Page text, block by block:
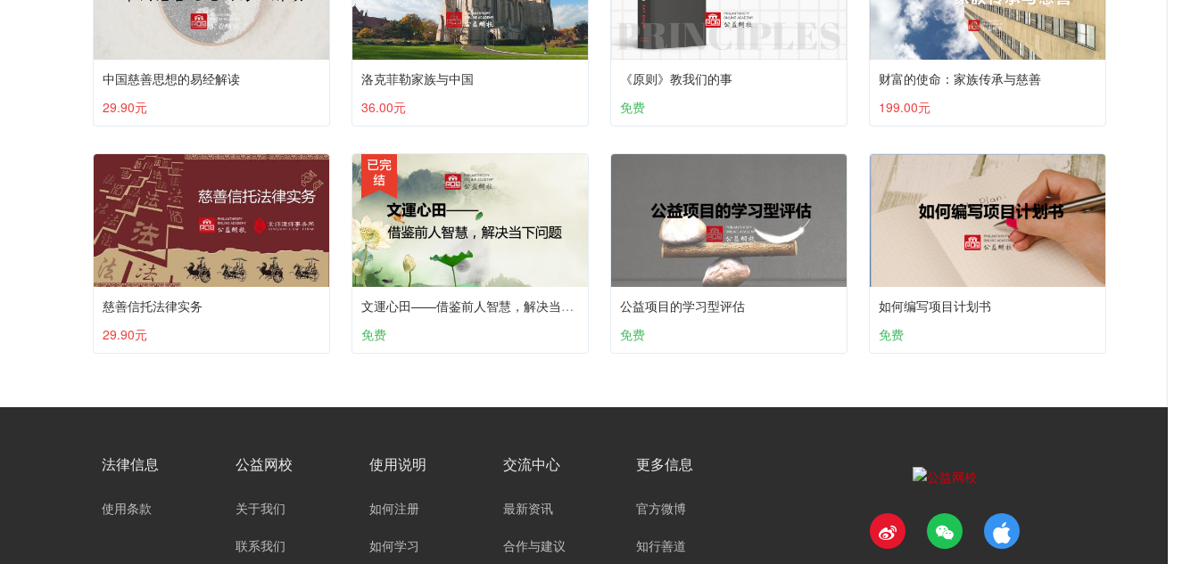
中国慈善思想的易经解读
29.90元
洛克菲勒家族与中国
36.00元
《原则》教我们的事
免费
财富的使命：家族传承与慈善
199.00元
慈善信托法律实务
29.90元
文運心田——借鉴前人智慧，解决当下问题
免费
公益项目的学习型评估
免费
如何编写项目计划书
免费
法律信息
使用条款
公益网校
关于我们
联系我们
使用说明
如何注册
如何学习
交流中心
最新资讯
合作与建议
更多信息
官方微博
知行善道